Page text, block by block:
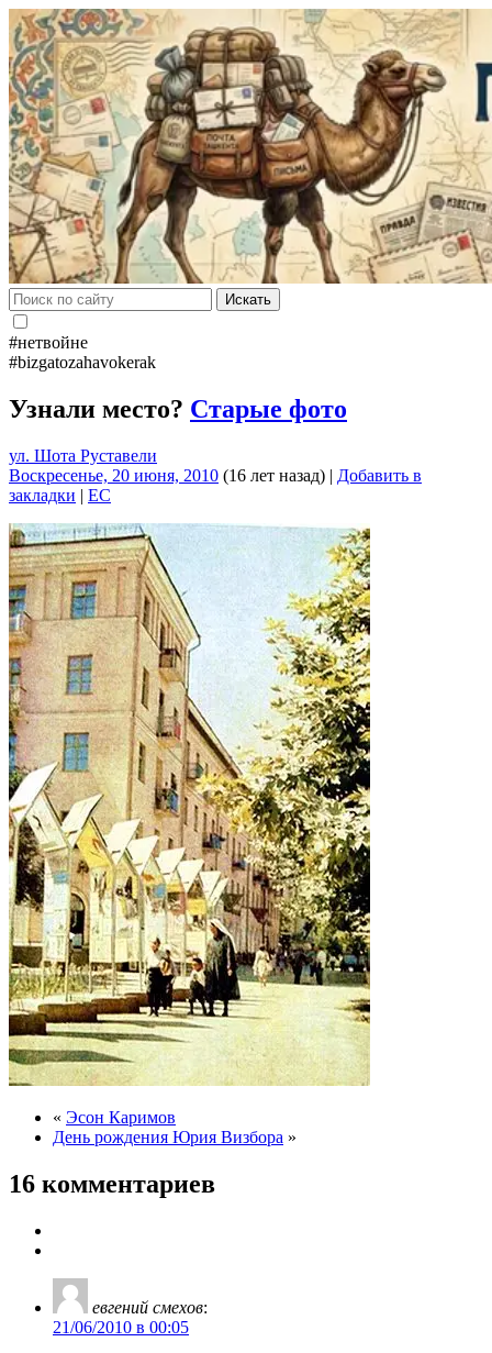
Искать
#нетвойне
#bizgatozahavokerak
Узнали место? Старые фото
ул. Шота Руставели
Воскресенье, 20 июня, 2010 (16 лет назад) | Добавить в
закладки | EC
« Эсон Каримов
День рождения Юрия Визбора »
16 комментариев
евгений смехов:
21/06/2010 в 00:05